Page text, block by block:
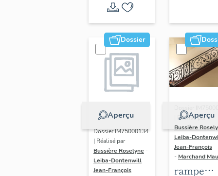
Dossier
Aperçu
Dossier IM75000134
| Réalisé par
Bussière Roselyne -
Leiba-Dontenwill
Jean-François
Aperçu
| Réalisé par
Bussière
Leiba-
Jean-François
- Marchand
rampe